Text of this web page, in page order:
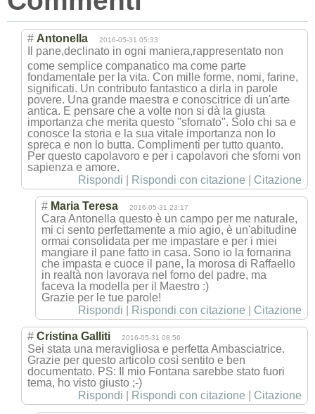
# Antonella 2016-05-31 05:33
Il pane,declinato in ogni maniera,rappresentato non
come semplice companatico ma come parte
fondamentale per la vita. Con mille forme, nomi, farine,
significati. Un contributo fantastico a dirla in parole
povere. Una grande maestra e conoscitrice di un'arte
antica. E pensare che a volte non si dà la giusta
importanza che merita questo "sfornato". Solo chi sa e
conosce la storia e la sua vitale importanza non lo
spreca e non lo butta. Complimenti per tutto quanto.
Per questo capolavoro e per i capolavori che sforni von
sapienza e amore.
Rispondi
Rispondi con citazione Citazione
# Maria Teresa 2016-05-31 23:17
Cara Antonella questo è un campo per me naturale,
mi ci sento perfettamente a mio agio, è un'abitudine
ormai consolidata per me impastare e per i miei
mangiare il pane fatto in casa. Sono io la fornarina
che impasta e cuoce il pane, la morosa di Raffaello
in realtà non lavorava nel forno del padre, ma
faceva la modella per il Maestro :)
Grazie per le tue parole!
Rispondi
Rispondi con citazione Citazione
# Cristina Galliti 2016-05-31 08:56
Sei stata una meravigliosa e perfetta Ambasciatrice.
Grazie per questo articolo così sentito e ben
documentato. PS: Il mio Fontana sarebbe stato fuori
tema, ho visto giusto ;-)
Rispondi
Rispondi con citazione Citazione